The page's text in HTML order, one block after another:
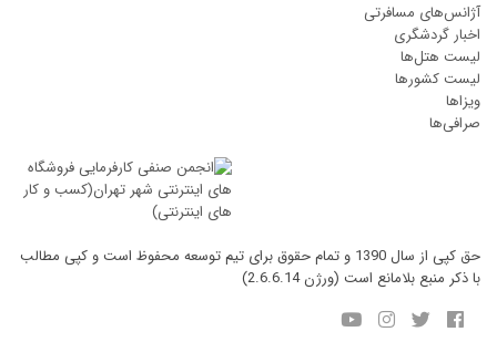
آژانس‌های مسافرتی
اخبار گردشگری
لیست هتل‌ها
لیست کشورها
ویزاها
صرافی‌ها
حق کپی از سال 1390 و تمام حقوق برای تیم توسعه محفوظ است و کپی مطالب
با ذکر منبع بلامانع است (ورژن 2.6.6.14)